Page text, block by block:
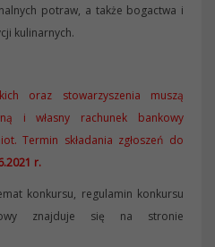
potraw, a także bogactwa i
kulinarnych.
oraz stowarzyszenia muszą
i własny rachunek bankowy
Termin składania zgłoszeń do
r.
konkursu, regulamin konkursu
znajduje się na stronie